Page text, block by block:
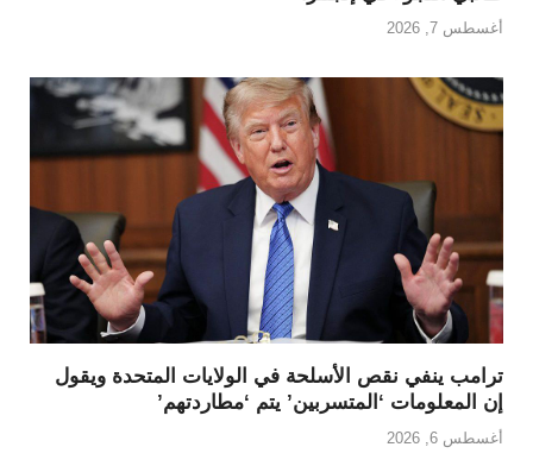
أغسطس 7, 2026
ترامب ينفي نقص الأسلحة في الولايات المتحدة ويقول
إن المعلومات ‘المتسربين’ يتم ‘مطاردتهم’
أغسطس 6, 2026